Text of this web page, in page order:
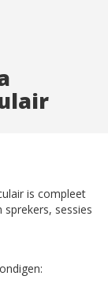
is compleet
sessies